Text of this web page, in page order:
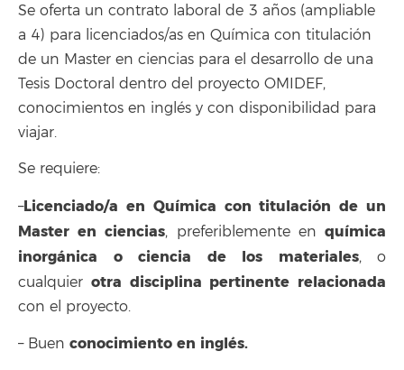
Se oferta un contrato laboral de 3 años (ampliable
a 4) para licenciados/as en Química con titulación
de un Master en ciencias para el desarrollo de una
Tesis Doctoral dentro del proyecto OMIDEF,
conocimientos en inglés y con disponibilidad para
viajar.
Se requiere:
–Licenciado/a en Química con titulación de un
Master en ciencias, preferiblemente enquímica
inorgánica o ciencia de los materiales, o
cualquier otra disciplina pertinente relacionada
con el proyecto.
– Buen conocimiento en inglés.